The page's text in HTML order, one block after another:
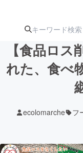
【食品ロ
れた、食べ
ecolomarche フ